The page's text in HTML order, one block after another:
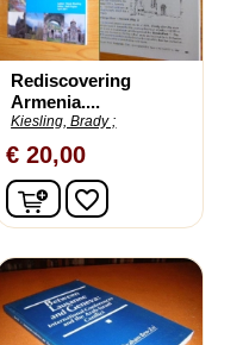
Rediscovering
Armenia....
Kiesling, Brady ;
€ 20,00
In winkelwagen
favorite_border